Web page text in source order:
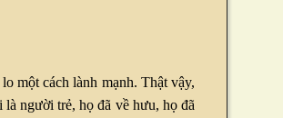
một cách lành mạnh. Thật vậy,
người trẻ, họ đã về hưu, họ đã